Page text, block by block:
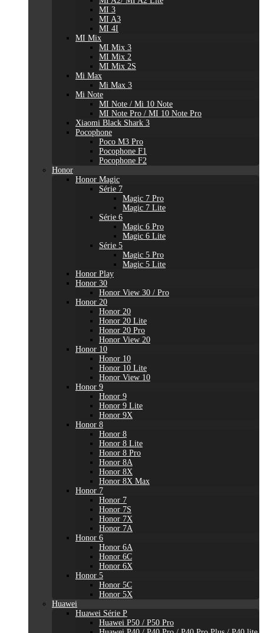
MI 3
MI A3
MI 4I
MI Mix
MI Mix 3
MI Mix 2
MI Mix 2S
Mi Max
Mi Max 3
Mi Note
MI Note / Mi 10 Note
MI Note Pro / MI 10 Note Pro
Xiaomi Black Shark 3
Pocophone
Poco M3 Pro
Pocophone F1
Pocophone F2
Honor
Honor Magic
Série 7
Magic 7 Pro
Magic 7 Lite
Série 6
Magic 6 Pro
Magic 6 Lite
Série 5
Magic 5 Pro
Magic 5 Lite
Honor Play
Honor 30
Honor View 30 / Pro
Honor 20
Honor 20
Honor 20 Lite
Honor 20 Pro
Honor View 20
Honor 10
Honor 10
Honor 10 Lite
Honor View 10
Honor 9
Honor 9
Honor 9 Lite
Honor 9X
Honor 8
Honor 8
Honor 8 Lite
Honor 8 Pro
Honor 8A
Honor 8X
Honor 8X Max
Honor 7
Honor 7
Honor 7S
Honor 7X
Honor 7A
Honor 6
Honor 6A
Honor 6C
Honor 6X
Honor 5
Honor 5C
Honor 5X
Huawei
Huawei Série P
Huawei P50 / P50 Pro